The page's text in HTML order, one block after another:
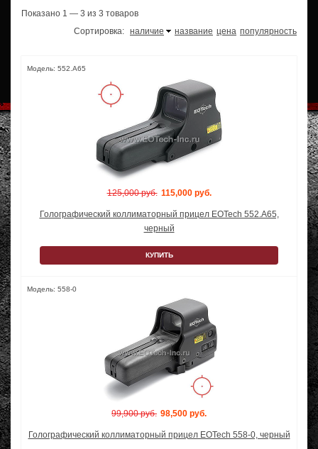
Показано 1 — 3 из 3 товаров
Сортировка: наличие название цена популярность
Модель: 552.A65
125,000 руб. 115,000 руб.
Голографический коллиматорный прицел EOTech 552.A65,
черный
КУПИТЬ
Модель: 558-0
99,900 руб. 98,500 руб.
Голографический коллиматорный прицел EOTech 558-0, черный